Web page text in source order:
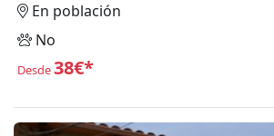
En población
No
Desde38€*